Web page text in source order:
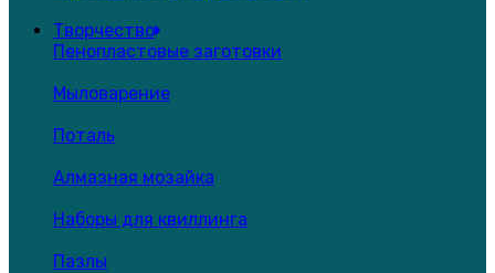
Творчество
Пенопластовые заготовки
Мыловарение
Поталь
Алмазная мозайка
Наборы для квиллинга
Пазлы